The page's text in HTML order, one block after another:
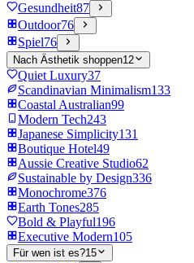
Gesundheit87
Outdoor76
Spiel76
Nach Ästhetik shoppen12
Quiet Luxury37
Scandinavian Minimalism133
Coastal Australian99
Modern Tech243
Japanese Simplicity131
Boutique Hotel49
Aussie Creative Studio62
Sustainable by Design336
Monochrome376
Earth Tones285
Bold & Playful196
Executive Modern105
Für wen ist es?15